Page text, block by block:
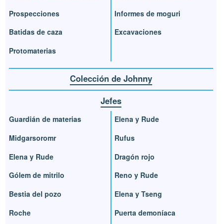
Prospecciones
Batidas de caza
Protomaterias
Informes de moguri
Excavaciones
Colección de Johnny
Jefes
Guardián de materias
Midgarsoromr
Elena y Rude
Gólem de mitrilo
Bestia del pozo
Roche
Elena y Rude
Rufus
Dragón rojo
Reno y Rude
Elena y Tseng
Puerta demoníaca